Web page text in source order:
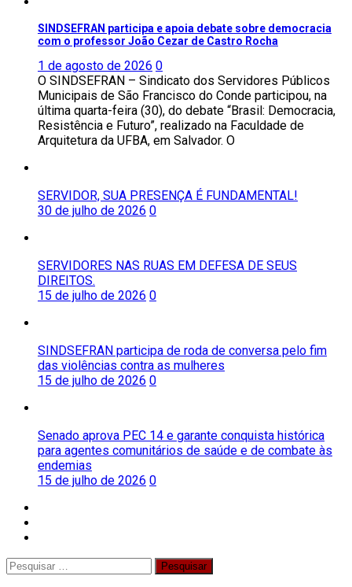
SINDSEFRAN participa e apoia debate sobre democracia
com o professor João Cezar de Castro Rocha
1 de agosto de 2026 0
O SINDSEFRAN – Sindicato dos Servidores Públicos
Municipais de São Francisco do Conde participou, na
última quarta-feira (30), do debate “Brasil: Democracia,
Resistência e Futuro”, realizado na Faculdade de
Arquitetura da UFBA, em Salvador. O
SERVIDOR, SUA PRESENÇA É FUNDAMENTAL!
30 de julho de 2026 0
SERVIDORES NAS RUAS EM DEFESA DE SEUS
DIREITOS.
15 de julho de 2026 0
SINDSEFRAN participa de roda de conversa pelo fim
das violências contra as mulheres
15 de julho de 2026 0
Senado aprova PEC 14 e garante conquista histórica
para agentes comunitários de saúde e de combate às
endemias
15 de julho de 2026 0
Pesquisar